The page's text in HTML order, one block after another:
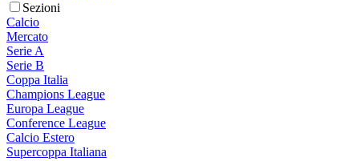
Sezioni
Calcio
Mercato
Serie A
Serie B
Coppa Italia
Champions League
Europa League
Conference League
Calcio Estero
Supercoppa Italiana